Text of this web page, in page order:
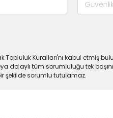
Topluluk Kuralları'nı kabul etmiş
dolaylı tüm sorumluluğu tek
şekilde sorumlu tutulamaz.